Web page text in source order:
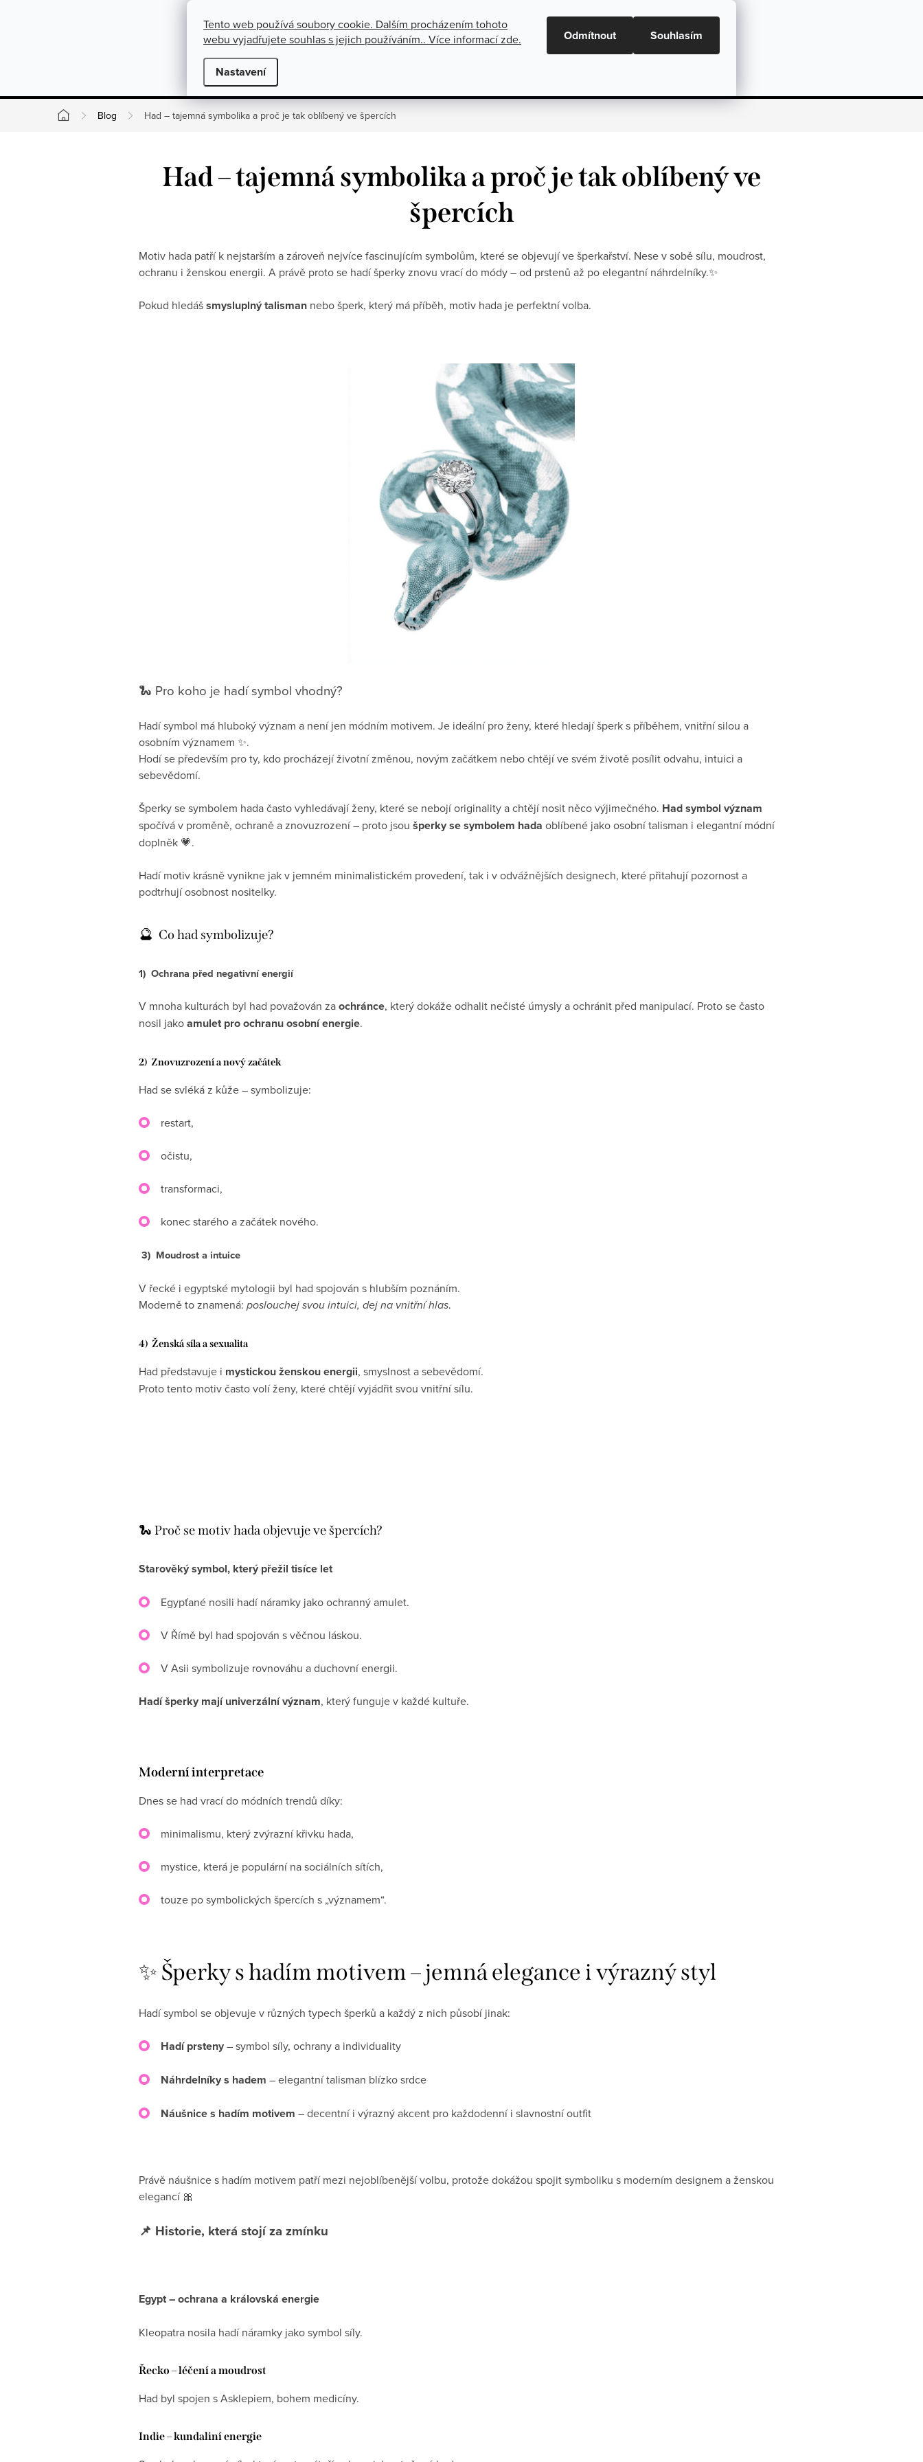
https://cz.pinterest.com/shoppenuela/
Tento web používá soubory cookie. Dalším procházením tohoto
webu vyjadřujete souhlas s jejich používáním.. Více informacízde.
Nastavení
Odmítnout Souhlasím
Podmínky pro výměnu, vrácení a reklamaci Oznámení o zrušení platby dobírkou Všeobecné obchodní podmínky, GDPR a GPSR
Novinky
Domů
Blog Had – tajemná symbolika a proč je tak oblíbený ve špercích
Had – tajemná symbolika a proč je tak oblíbený ve
špercích
Motiv hada patří k nejstarším a zároveň nejvíce fascinujícím symbolům, které se objevují ve šperkařství. Nese v sobě sílu, moudrost,
ochranu i ženskou energii. A právě proto se hadí šperky znovu vrací do módy – od prstenů až po elegantní náhrdelníky.✨
Pokud hledášsmysluplný talisman nebo šperk, který má příběh, motiv hada je perfektní volba.
🐍 Pro koho je hadí symbol vhodný?
Hadí symbol má hluboký význam a není jen módním motivem. Je ideální pro ženy, které hledají šperk s příběhem, vnitřní silou a
osobním významem ✨.
Hodí se především pro ty, kdo procházejí životní změnou, novým začátkem nebo chtějí ve svém životě posílit odvahu, intuici a
sebevědomí.
Šperky se symbolem hada často vyhledávají ženy, které se nebojí originality a chtějí nosit něco výjimečného. Had symbol význam
spočívá v proměně, ochraně a znovuzrození – proto jsou šperky se symbolem hada oblíbené jako osobní talisman i elegantní módní
doplněk 💗.
Hadí motiv krásně vynikne jak v jemném minimalistickém provedení, tak i v odvážnějších designech, které přitahují pozornost a
podtrhují osobnost nositelky.
🔮 Co had symbolizuje?
1) Ochrana před negativní energií
V mnoha kulturách byl had považován zaochránce, který dokáže odhalit nečisté úmysly a ochránit před manipulací. Proto se často
nosil jakoamulet pro ochranu osobní energie.
2) Znovuzrození a nový začátek
Had se svléká z kůže – symbolizuje:
restart,
očistu,
transformaci,
konec starého a začátek nového.
3) Moudrost a intuice
V řecké i egyptské mytologii byl had spojován s hlubším poznáním.
Moderně to znamená: poslouchej svou intuici, dej na vnitřní hlas.
4) Ženská síla a sexualita
Had představuje i mystickou ženskou energii, smyslnost a sebevědomí.
Proto tento motiv často volí ženy, které chtějí vyjádřit svou vnitřní sílu.
🐍 Proč se motiv hada objevuje ve špercích?
Starověký symbol, který přežil tisíce let
Egypťané nosili hadí náramky jako ochranný amulet.
V Římě byl had spojován s věčnou láskou.
V Asii symbolizuje rovnováhu a duchovní energii.
Hadí šperky mají univerzální význam, který funguje v každé kultuře.
Moderní interpretace
Dnes se had vrací do módních trendů díky:
minimalismu, který zvýrazní křivku hada,
mystice, která je populární na sociálních sítích,
touze po symbolických špercích s „významem“.
✨ Šperky s hadím motivem – jemná elegance i výrazný styl
Hadí symbol se objevuje v různých typech šperků a každý z nich působí jinak:
Hadí prsteny– symbol síly, ochrany a individuality
Náhrdelníky s hadem – elegantní talisman blízko srdce
Náušnice s hadím motivem – decentní i výrazný akcent pro každodenní i slavnostní outfit
Právě náušnice s hadím motivem patří mezi nejoblíbenější volbu, protože dokážou spojit symboliku s moderním designem a ženskou
elegancí 🎀
📌 Historie, která stojí za zmínku
Egypt – ochrana a královská energie
Kleopatra nosila hadí náramky jako symbol síly.
Řecko – léčení a moudrost
Had byl spojen s Asklepiem, bohem medicíny.
Indie – kundaliní energie